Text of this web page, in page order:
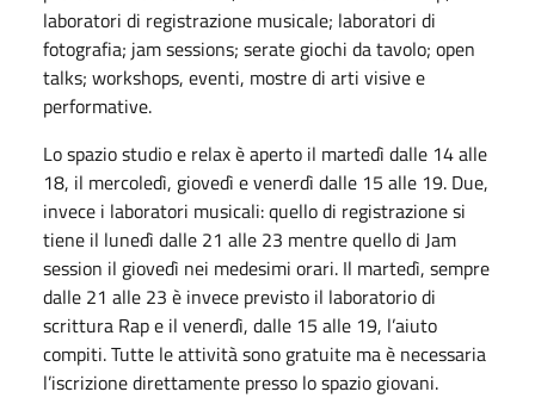
laboratori di registrazione musicale; laboratori di
fotografia; jam sessions; serate giochi da tavolo; open
talks; workshops, eventi, mostre di arti visive e
performative.
Lo spazio studio e relax è aperto il martedì dalle 14 alle
18, il mercoledì, giovedì e venerdì dalle 15 alle 19. Due,
invece i laboratori musicali: quello di registrazione si
tiene il lunedì dalle 21 alle 23 mentre quello di Jam
session il giovedì nei medesimi orari. Il martedì, sempre
dalle 21 alle 23 è invece previsto il laboratorio di
scrittura Rap e il venerdì, dalle 15 alle 19, l’aiuto
compiti. Tutte le attività sono gratuite ma è necessaria
l’iscrizione direttamente presso lo spazio giovani.